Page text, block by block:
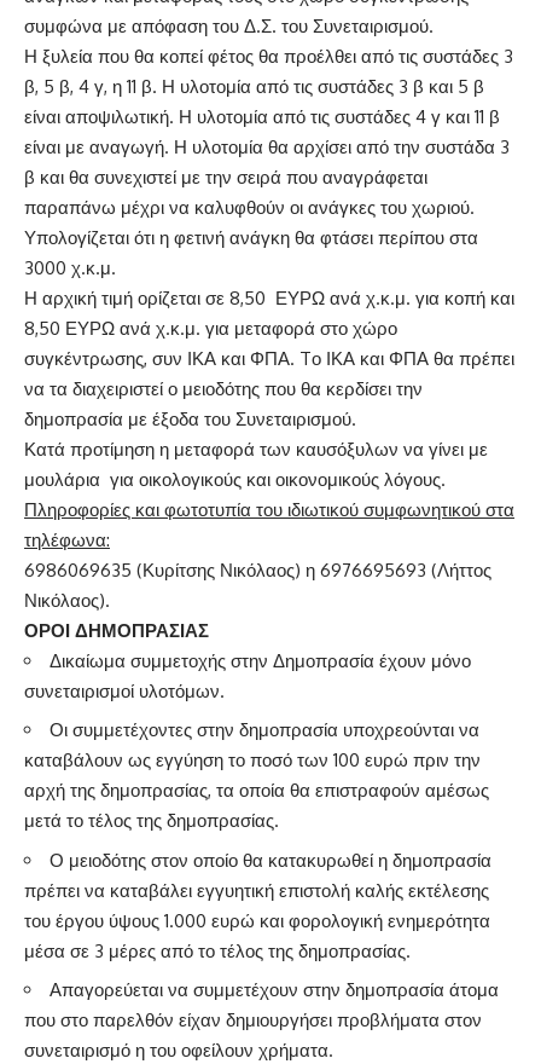
συμφώνα με απόφαση του Δ.Σ. του Συνεταιρισμού.
Η ξυλεία που θα κοπεί φέτος θα προέλθει από τις συστάδες 3
β, 5 β, 4 γ, η 11 β. Η υλοτομία από τις συστάδες 3 β και 5 β
είναι αποψιλωτική. Η υλοτομία από τις συστάδες 4 γ και 11 β
είναι με αναγωγή. Η υλοτομία θα αρχίσει από την συστάδα 3
β και θα συνεχιστεί με την σειρά που αναγράφεται
παραπάνω μέχρι να καλυφθούν οι ανάγκες του χωριού.
Υπολογίζεται ότι η φετινή ανάγκη θα φτάσει περίπου στα
3000 χ.κ.μ.
Η αρχική τιμή ορίζεται σε 8,50 ΕΥΡΩ ανά χ.κ.μ. για κοπή και
8,50 ΕΥΡΩ ανά χ.κ.μ. για μεταφορά στο χώρο
συγκέντρωσης, συν ΙΚΑ και ΦΠΑ. Tο ΙΚΑ και ΦΠΑ θα πρέπει
να τα διαχειριστεί ο μειοδότης που θα κερδίσει την
δημοπρασία με έξοδα του Συνεταιρισμού.
Κατά προτίμηση η μεταφορά των καυσόξυλων να γίνει με
μουλάρια για οικολογικούς και οικονομικούς λόγους.
Πληροφορίες και φωτοτυπία του ιδιωτικού συμφωνητικού στα
τηλέφωνα:
6986069635 (Κυρίτσης Νικόλαος) η 6976695693 (Λήττος
Νικόλαος).
ΟΡΟΙ ΔΗΜΟΠΡΑΣΙΑΣ
Δικαίωμα συμμετοχής στην Δημοπρασία έχουν μόνο
συνεταιρισμοί υλοτόμων.
Οι συμμετέχοντες στην δημοπρασία υποχρεούνται να
καταβάλουν ως εγγύηση το ποσό των 100 ευρώ πριν την
αρχή της δημοπρασίας, τα οποία θα επιστραφούν αμέσως
μετά το τέλος της δημοπρασίας.
Ο μειοδότης στον οποίο θα κατακυρωθεί η δημοπρασία
πρέπει να καταβάλει εγγυητική επιστολή καλής εκτέλεσης
του έργου ύψους 1.000 ευρώ και φορολογική ενημερότητα
μέσα σε 3 μέρες από το τέλος της δημοπρασίας.
Απαγορεύεται να συμμετέχουν στην δημοπρασία άτομα
που στο παρελθόν είχαν δημιουργήσει προβλήματα στον
συνεταιρισμό η του οφείλουν χρήματα.